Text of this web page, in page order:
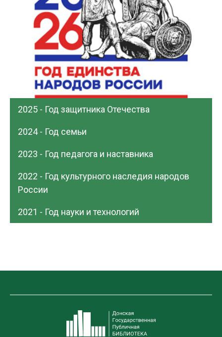
2025 - Год защитника Отечества
2024 - Год семьи
2023 - Год педагога и наставника
2022 - Год культурного наследия народов
России
2021 - Год науки и технологий